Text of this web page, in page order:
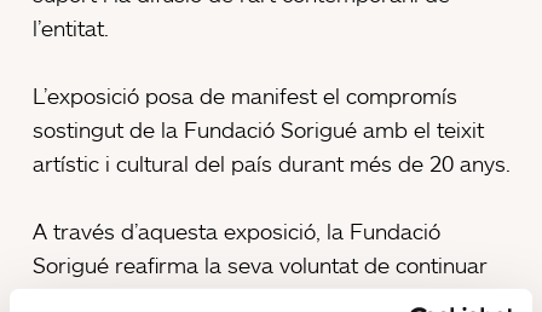
l’entitat.
L’exposició posa de manifest el compromís
sostingut de la Fundació Sorigué amb el teixit
artístic i cultural del país durant més de 20 anys.
A través d’aquesta exposició, la Fundació
Sorigué reafirma la seva voluntat de continuar